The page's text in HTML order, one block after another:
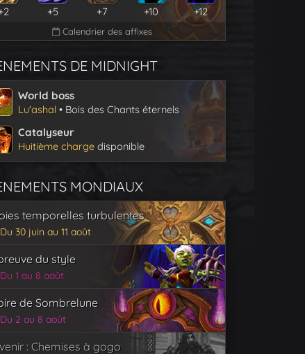
+5 +7 +10 +12
Calendrier des affixes
DE MIDNIGHT
World boss
Lu'ashal • Bois des Chants éternels
Catalyseur
Huitième charge disponible
MONDIAUX
temporelles turbulentes
Du 30 juin au 11 août
du style
Du 1 au 8 août
de Sombrelune
Du 2 au 8 août
: Chemises à gogo